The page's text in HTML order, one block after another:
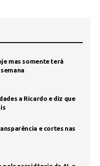
mas somente terá
a Ricardo e diz que
e cortes nas